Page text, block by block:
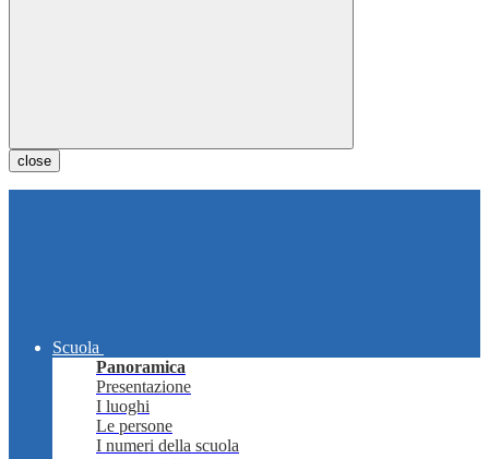
close
Scuola
Panoramica
Presentazione
I luoghi
Le persone
I numeri della scuola